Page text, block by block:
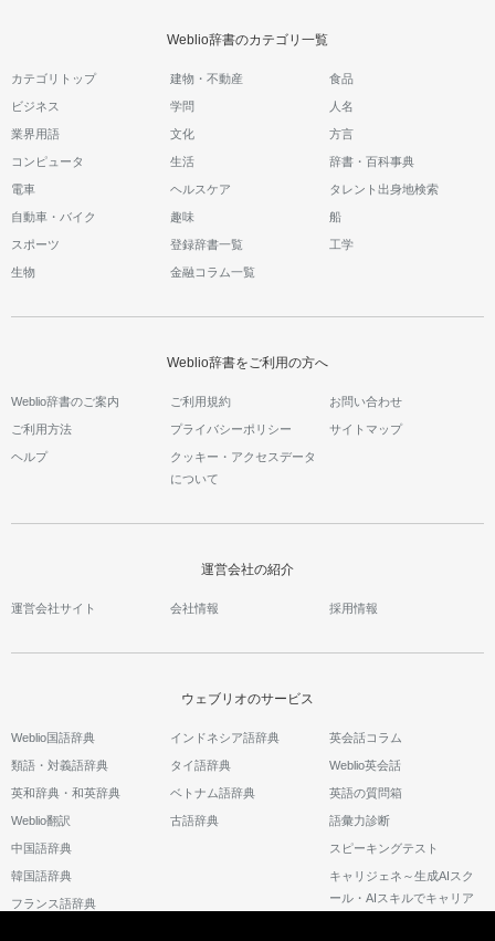
Weblio辞書のカテゴリ一覧
カテゴリトップ 建物・不動産 食品
ビジネス 学問 人名
業界用語 文化 方言
コンピュータ 生活 辞書・百科事典
電車 ヘルスケア タレント出身地検索
自動車・バイク 趣味 船
スポーツ 登録辞書一覧 工学
生物 金融コラム一覧
Weblio辞書をご利用の方へ
Weblio辞書のご案内 ご利用規約 お問い合わせ
ご利用方法 プライバシーポリシー サイトマップ
ヘルプ
クッキー・アクセスデータ
について
運営会社の紹介
運営会社サイト 会社情報 採用情報
ウェブリオのサービス
Weblio国語辞典
類語・対義語辞典
英和辞典・和英辞典
Weblio翻訳
中国語辞典
韓国語辞典
フランス語辞典
インドネシア語辞典
タイ語辞典
ベトナム語辞典
古語辞典
英会話コラム
Weblio英会話
英語の質問箱
語彙力診断
スピーキングテスト
キャリジェネ～生成AIスク
ール・AIスキルでキャリア